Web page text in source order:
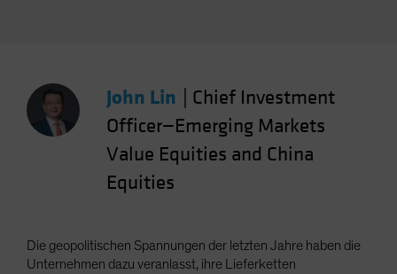
John Lin
Chief Investment
Officer—Emerging Markets
Value Equities and China
Equities
Die geopolitischen Spannungen der letzten Jahre haben die
Unternehmen dazu veranlasst, ihre Lieferketten